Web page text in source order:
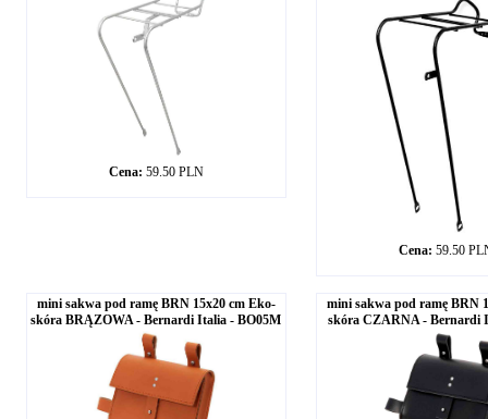
Cena: 59.50 PLN
Cena: 59.50
mini sakwa pod ramę BRN 15x20 cm Eko-
skóra BRĄZOWA - Bernardi Italia - BO05M
mini sakwa pod ramę BRN
skóra CZARNA - Bernardi